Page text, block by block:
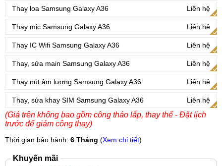
Thay loa Samsung Galaxy A36 Liên hệ
Thay mic Samsung Galaxy A36 Liên hệ
Thay IC Wifi Samsung Galaxy A36 Liên hệ
Thay, sửa main Samsung Galaxy A36 Liên hệ
Thay nút âm lượng Samsung Galaxy A36 Liên hệ
Thay, sửa khay SIM Samsung Galaxy A36 Liên hệ
(Giá trên không bao gồm công tháo lắp, thay thế - Đặt lịch
trước để giảm công thay)
Thời gian bảo hành: 6 Tháng (Xem chi tiết)
Khuyến mãi